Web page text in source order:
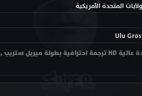
المتحدة الأمريكية
Ulu
مشاهدة فيلم الدراما والرومانسية Falling in Love 1984 مترجم اون لاين وتحميل بجودة عالية HD ترجمة احترافية بطولة ميريل ستريب ,